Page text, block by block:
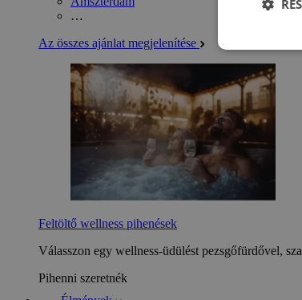
…
Az összes ajánlat megjelenítése
Feltöltő wellness pihenések
Válasszon egy wellness-üdülést pezsgőfürdővel,
Pihenni szeretnék